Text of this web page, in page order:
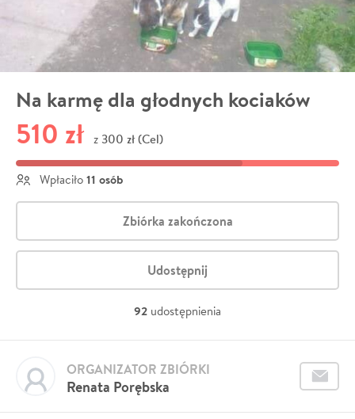
Na karmę dla głodnych kociaków
510 zł z 300 zł (Cel)
Wpłaciło 11 osób
Zbiórka zakończona
Udostępnij
92 udostępnienia
Renata Porębska
ORGANIZATOR ZBIÓRKI